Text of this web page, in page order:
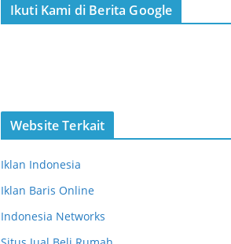
Ikuti Kami di Berita Google
Website Terkait
Iklan Indonesia
Iklan Baris Online
Indonesia Networks